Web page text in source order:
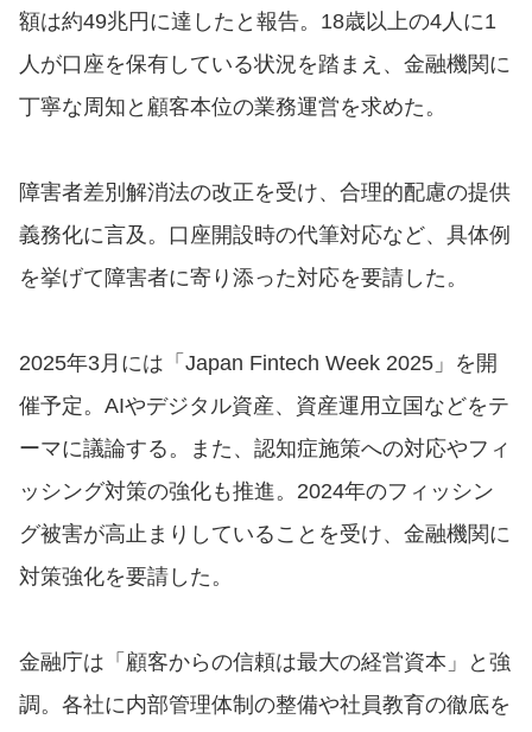
額は約49兆円に達したと報告。18歳以上の4人に1
人が口座を保有している状況を踏まえ、金融機関に
丁寧な周知と顧客本位の業務運営を求めた。
障害者差別解消法の改正を受け、合理的配慮の提供
義務化に言及。口座開設時の代筆対応など、具体例
を挙げて障害者に寄り添った対応を要請した。
2025年3月には「Japan Fintech Week 2025」を開
催予定。AIやデジタル資産、資産運用立国などをテ
ーマに議論する。また、認知症施策への対応やフィ
ッシング対策の強化も推進。2024年のフィッシン
グ被害が高止まりしていることを受け、金融機関に
対策強化を要請した。
金融庁は「顧客からの信頼は最大の経営資本」と強
調。各社に内部管理体制の整備や社員教育の徹底を